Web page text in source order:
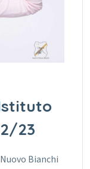
23
Bianchi